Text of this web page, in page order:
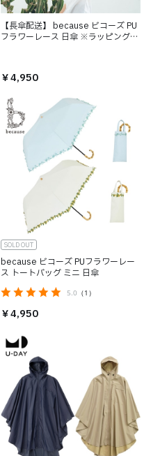
【長傘配送】 because ビコーズ PU
フラワーレース 日傘 ※ラッピング不
￥4,950
SOLD OUT
because ビコーズ PUフラワーレー
ス トートバッグ ミニ 日傘
5.0 （1）
￥4,950